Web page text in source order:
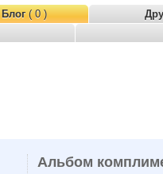
Блог( 0 )
Альбом